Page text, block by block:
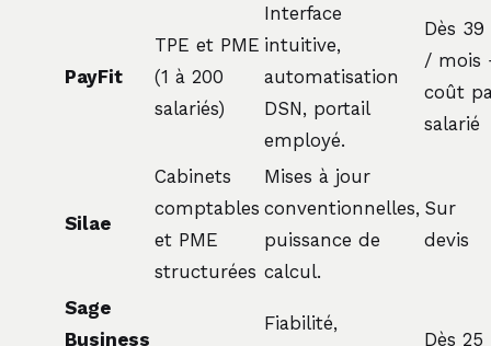
PayFit
TPE et PME
(1 à 200
salariés)
Interface
intuitive,
automatisation
DSN, portail
employé.
Dès
/ mois
coût
salarié
Silae
Cabinets
comptables
et PME
structurées
Mises à jour
conventionnelles,
puissance de
calcul.
Sur
devis
Sage
Business
Fiabilité,
Dès 25